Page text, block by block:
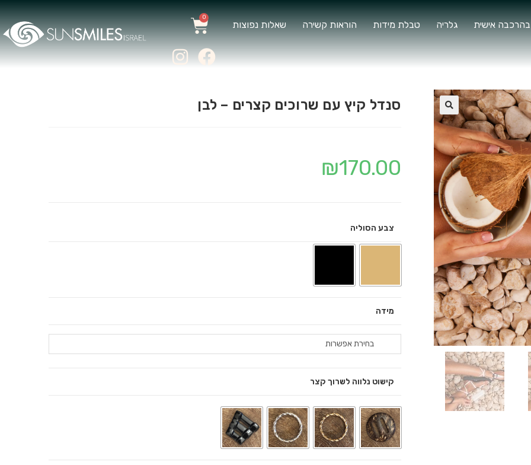
אישית גלריה טבלת מידות הוראות קשירה שאלות נפוצות
0
🔍
סנדל קיץ עם שרוכים קצרים – לבן
₪170.00
צבע הסוליה
מידה
בחירת אפשרות
קישוט נלווה לשרוך קצר